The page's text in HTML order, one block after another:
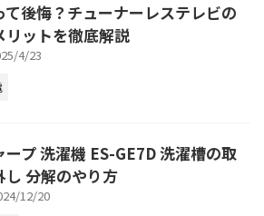
て後悔？チューナーレステレビの
リットを徹底解説
4/23
ープ 洗濯機 ES-GE7D 洗濯槽の取
し 分解のやり方
12/20